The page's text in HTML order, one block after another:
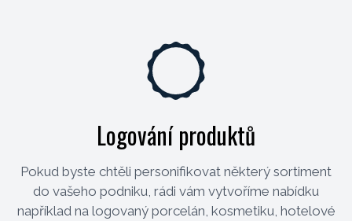
Logování produktů
Pokud byste chtěli personifikovat některý sortiment
do vašeho podniku, rádi vám vytvoříme nabídku
například na logovaný porcelán, kosmetiku, hotelové